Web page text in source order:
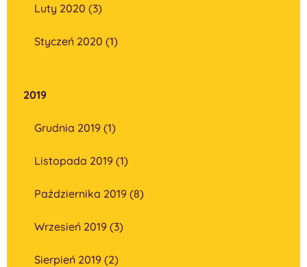
Luty 2020 (3)
Styczeń 2020 (1)
2019
Grudnia 2019 (1)
Listopada 2019 (1)
Października 2019 (8)
Wrzesień 2019 (3)
Sierpień 2019 (2)